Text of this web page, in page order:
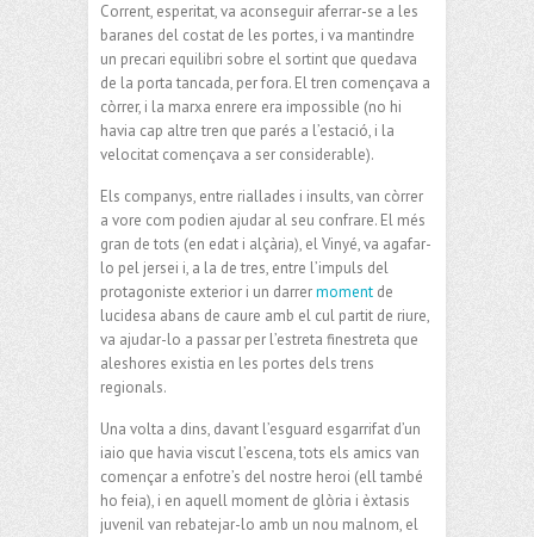
Corrent, esperitat, va aconseguir aferrar-se a les
baranes del costat de les portes, i va mantindre
un precari equilibri sobre el sortint que quedava
de la porta tancada, per fora. El tren començava a
còrrer, i la marxa enrere era impossible (no hi
havia cap altre tren que parés a l’estació, i la
velocitat començava a ser considerable).
Els companys, entre riallades i insults, van còrrer
a vore com podien ajudar al seu confrare. El més
gran de tots (en edat i alçària), el Vinyé, va agafar-
lo pel jersei i, a la de tres, entre l’impuls del
protagoniste exterior i un darrermoment de
lucidesa abans de caure amb el cul partit de riure,
va ajudar-lo a passar per l’estreta finestreta que
aleshores existia en les portes dels trens
regionals.
Una volta a dins, davant l’esguard esgarrifat d’un
iaio que havia viscut l’escena, tots els amics van
començar a enfotre’s del nostre heroi (ell també
ho feia), i en aquell moment de glòria i èxtasis
juvenil van rebatejar-lo amb un nou malnom, el